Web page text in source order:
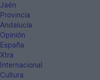
Jaén
Provincia
Andalucía
Opinión
España
Xtra
Internacional
Cultura